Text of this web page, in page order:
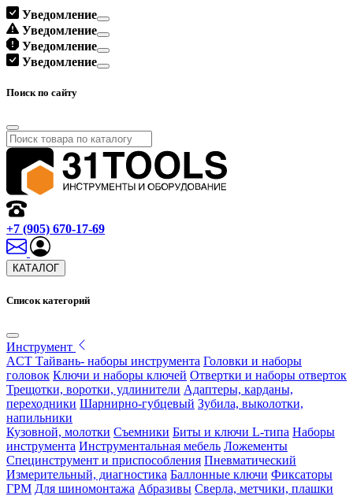
Уведомление
Уведомление
Уведомление
Уведомление
Поиск по сайту
+7 (905) 670-17-69
КАТАЛОГ
Список категорий
Инструмент
ACT Тайвань- наборы инструмента Головки и наборы
головок Ключи и наборы ключей Отвертки и наборы отверток
Трещотки, воротки, удлинители Адаптеры, карданы,
переходники Шарнирно-губцевый Зубила, выколотки,
напильники
Кузовной, молотки Съемники Биты и ключи L-типа Наборы
инструмента Инструментальная мебель Ложементы
Специнструмент и приспособления Пневматический
Измерительный, диагностика Баллонные ключи Фиксаторы
ГРМ Для шиномонтажа Абразивы Сверла, метчики, плашки